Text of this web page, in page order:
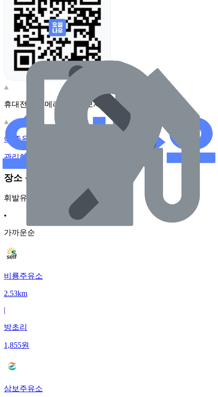
휴대전화 카메라로 찍어보세요
이 주유소의 사장님이신가요?
관리하기
장소 근처 주유소
휘발유
•
가까운순
비룡주유소
2.53km
|
방초리
1,855원
삼보주유소